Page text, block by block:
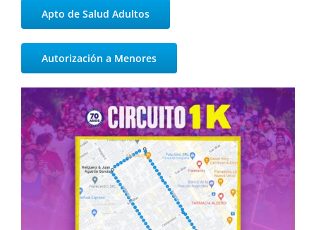
Apto de Salud Adultos
Autorización a Menores